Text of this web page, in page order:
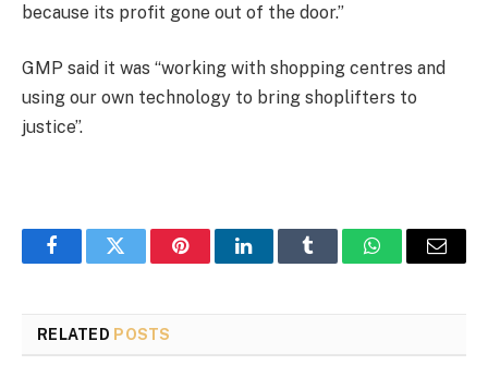
because its profit gone out of the door.”
GMP said it was “working with shopping centres and
using our own technology to bring shoplifters to
justice”.
FacebookTwitter PinterestLinkedInTumblr WhatsAppEmail
RELATED POSTS